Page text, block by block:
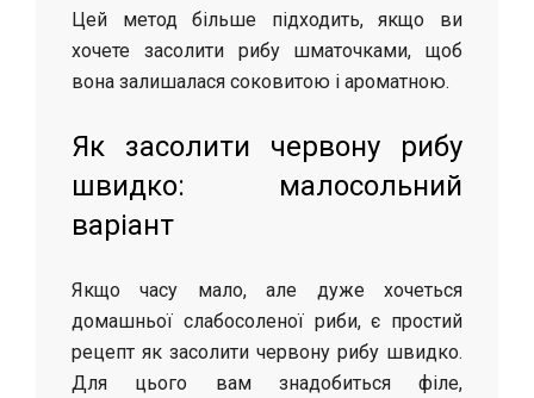
Цей метод більше підходить, якщо ви
хочете засолити рибу шматочками, щоб
вона залишалася соковитою і ароматною.
Як засолити червону рибу
швидко: малосольний
варіант
Якщо часу мало, але дуже хочеться
домашньої слабосоленої риби, є простий
рецепт як засолити червону рибу швидко.
Для цього вам знадобиться філе,